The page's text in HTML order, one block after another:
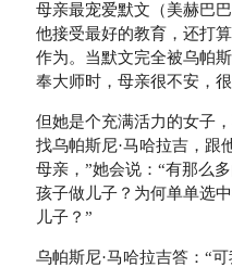
母亲最宠爱默文（美赫巴
他接受最好的教育，还打
作为。当默文完全被乌帕
奉大师时，母亲很不安，
但她是个充满活力的女子
找乌帕斯尼·马哈拉吉，跟
母亲，”她会说：“有那么
孩子做儿子？为何单单选
儿子？”
乌帕斯尼·马哈拉吉答：“